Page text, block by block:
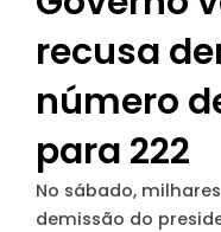
recusa
número
para 222
No sábado,
demissão do